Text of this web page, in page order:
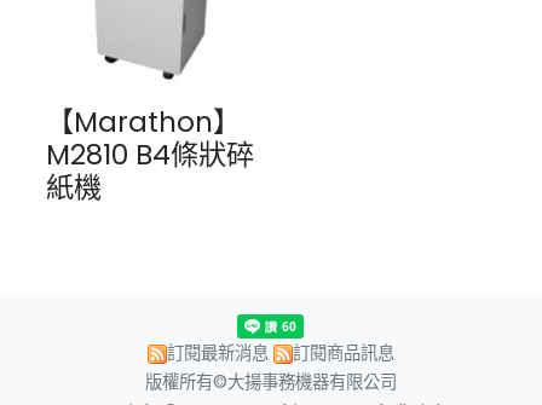
【Marathon】
M2810 B4條狀碎
紙機
訂閱最新消息
訂閱商品訊息
版權所有©大揚事務機器有限公司